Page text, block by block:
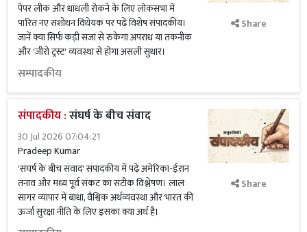
पेपर लीक और धांधली रोकने के लिए लोकसभा में
पारित नए संशोधन विधेयक पर पढ़ें विशेष संपादकीय।
जानें क्या सिर्फ कड़ी सजा से रुकेगा अपराध या तकनीक
और 'जीरो ट्रस्ट' व्यवस्था से होगा असली सुधार।
सम्पादकीय
Share
संपादकीय :संघर्ष के बीच संवाद
30 Jul 2026 07:04:21
Pradeep Kumar
'संघर्ष के बीच संवाद' संपादकीय में पढ़ें अमेरिका-ईरान
तनाव और मध्य पूर्व संकट का सटीक विश्लेषण। लाल
सागर व्यापार में बाधा, वैश्विक अर्थव्यवस्था और भारत की
ऊर्जा सुरक्षा नीति के लिए इसका क्या अर्थ है।
Share